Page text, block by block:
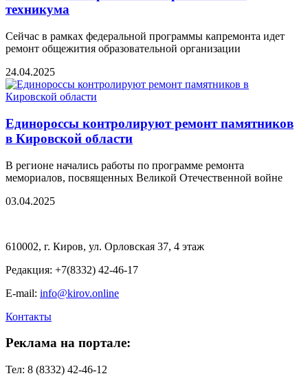
техникума
Сейчас в рамках федеральной программы капремонта идет
ремонт общежития образовательной организации
24.04.2025
Единороссы контролируют ремонт памятников
в Кировской области
В регионе начались работы по программе ремонта
мемориалов, посвященных Великой Отечественной войне
03.04.2025
610002, г. Киров, ул. Орловская 37, 4 этаж
Редакция: +7(8332) 42-46-17
E-mail: info@kirov.online
Контакты
Реклама на портале:
Тел: 8 (8332) 42-46-12